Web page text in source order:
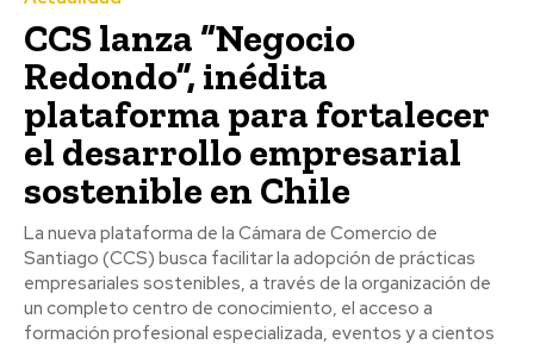
CCS lanza “Negocio
Redondo”, inédita
plataforma para fortalecer
el desarrollo empresarial
sostenible en Chile
La nueva plataforma de la Cámara de Comercio de
Santiago (CCS) busca facilitar la adopción de prácticas
empresariales sostenibles, a través de la organización de
un completo centro de conocimiento, el acceso a
formación profesional especializada, eventos y a cientos